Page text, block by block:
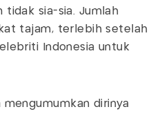
tidak sia-sia. Jumlah
tajam, terlebih setelah
Indonesia untuk
mengumumkan dirinya